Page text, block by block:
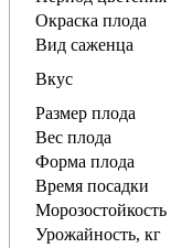
Окраска плода
Вид саженца
Вкус
Размер плода
Вес плода
Форма плода
Время посадки
Морозостойкость
Урожайность, кг